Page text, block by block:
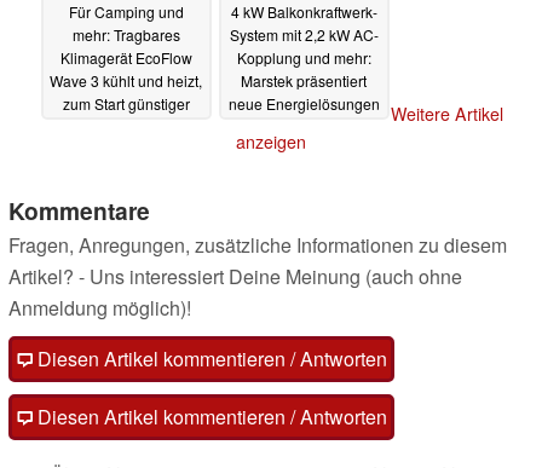
Für Camping und
mehr: Tragbares
Klimagerät EcoFlow
Wave 3 kühlt und heizt,
zum Start günstiger
4 kW Balkonkraftwerk-
System mit 2,2 kW AC-
Kopplung und mehr:
Marstek präsentiert
neue Energielösungen Weitere Artikel
anzeigen
Kommentare
Fragen, Anregungen, zusätzliche Informationen zu diesem
Artikel? - Uns interessiert Deine Meinung (auch ohne
Anmeldung möglich)!
Diesen Artikel kommentieren / Antworten
Diesen Artikel kommentieren / Antworten